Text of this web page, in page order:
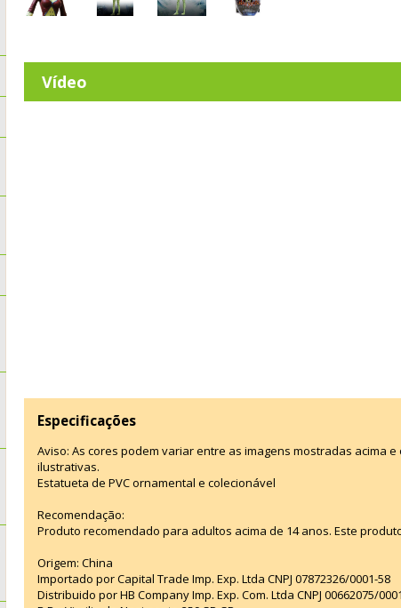
Vídeo
Especificações
Aviso: As cores podem variar entre as imagens mostradas acima
ilustrativas.
Estatueta de PVC ornamental e colecionável
Recomendação:
Produto recomendado para adultos acima de 14 anos. Este
Origem: China
Importado por Capital Trade Imp. Exp. Ltda CNPJ 07872326/0001-58
Distribuido por HB Company Imp. Exp. Com. Ltda CNPJ 00662075/